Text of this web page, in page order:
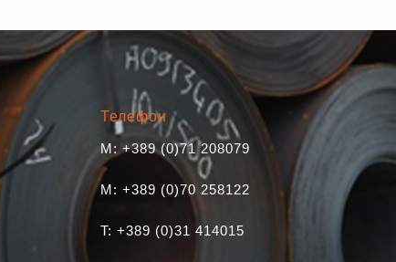
Телефон
M: +389 (0)71 208079
M: +389 (0)70 258122
T: +389 (0)31 414015